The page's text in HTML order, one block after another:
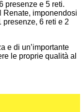
presenze e 5 reti.
Renate, imponendosi
6 reti e 2
e di un’importante
le proprie qualità al